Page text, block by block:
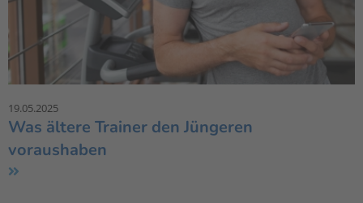
19.05.2025
Was ältere Trainer den Jüngeren
voraushaben